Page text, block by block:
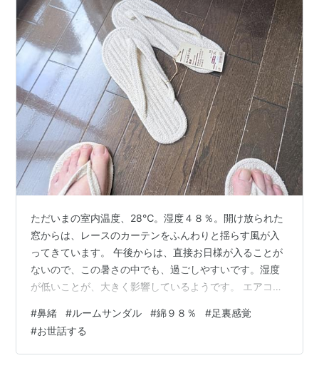
ただいまの室内温度、28℃。湿度４８％。開け放られた
窓からは、レースのカーテンをふんわりと揺らす風が入
ってきています。 午後からは、直接お日様が入ることが
ないので、この暑さの中でも、過ごしやすいです。湿度
が低いことが、大きく影響しているようです。 エアコン
いのかと、ちょっと心配です。エアコンが必要がないな
ら、エアコンはかけたくないですね。一日中エアコンの
中いると、体の調子が狂いかけます。 暑いのを、涼しく
#鼻緒 #ルームサンダル #綿９８％ #足裏感覚
#お世話する